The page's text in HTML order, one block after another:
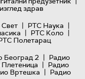
здрав
| РТС Наука |
| РТС Коло |
Полетарац
Београд 2 | Радио
| Радио
Вртешка | Радио